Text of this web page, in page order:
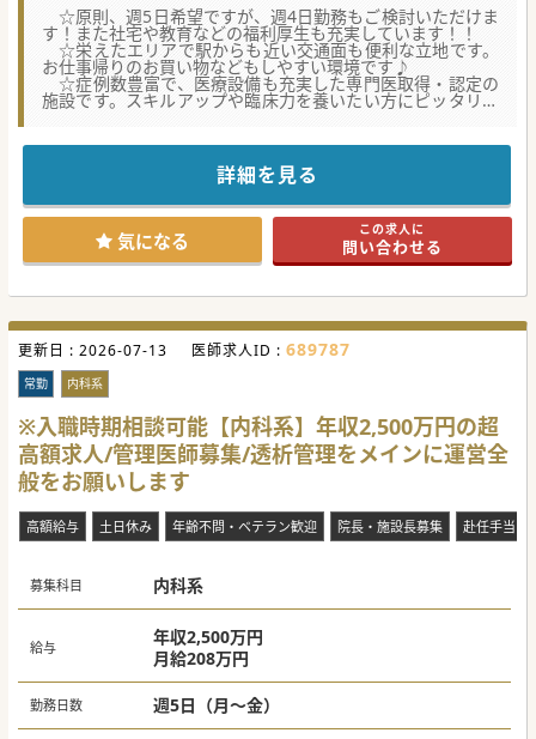
☆原則、週5日希望ですが、週4日勤務もご検討いただけま
す！また社宅や教育などの福利厚生も充実しています！！
☆栄えたエリアで駅からも近い交通面も便利な立地です。
お仕事帰りのお買い物などもしやすい環境です♪
☆症例数豊富で、医療設備も充実した専門医取得・認定の
施設です。スキルアップや臨床力を養いたい方にピッタリで
す☆
★☆コンサルタントからのメッセージ★☆
長崎の基幹病院として広く地域医療に貢献されている総合病
院として医療設備も充実しており、専門医取得・認定施設に
なります。
症例数も豊富で、また地域密着の医療に携わることができま
栄えたエリアでありながら、川や公園も近く眺めのいい立地
ご興味がございましたらぜひご検討くださいますと幸いで
す。
#年度内入職可 #秋入職可
詳細を見る
気になる この求人に
問い合わせる
更新日 : 2026-07-13 医師求人ID : 689787
常勤 内科系
※入職時期相談可能【内科系】年収2,500万円の超
高額求人/管理医師募集/透析管理をメインに運営全
般をお願いします
高額給与 土日休み 年齢不問・ベテラン歓迎 院長・施設長募集 赴任手当あ
募集科目 内科系
給与
年収2,500万円
月給208万円
勤務日数 週5日（月～金）